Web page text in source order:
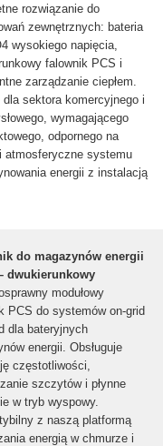
rozwiązanie do
zewnętrznych: bateria
wysokiego napięcia,
falownik PCS i
zarządzanie ciepłem.
dla sektora komercyjnego i
wymagającego
odpornego na
atmosferyczne systemu
energii z instalacją
do magazynów energii
dwukierunkowy
modułowy
PCS do systemów on‑grid
dla bateryjnych
energii. Obsługuje
częstotliwości,
szczytów i płynne
w tryb wyspowy.
z naszą platformą
energią w chmurze i